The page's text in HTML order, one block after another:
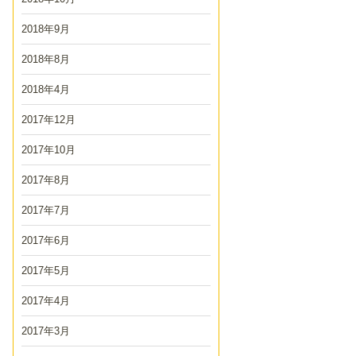
2018年9月
2018年8月
2018年4月
2017年12月
2017年10月
2017年8月
2017年7月
2017年6月
2017年5月
2017年4月
2017年3月